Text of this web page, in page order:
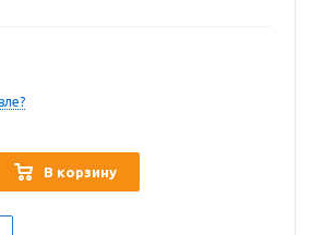
В корзину